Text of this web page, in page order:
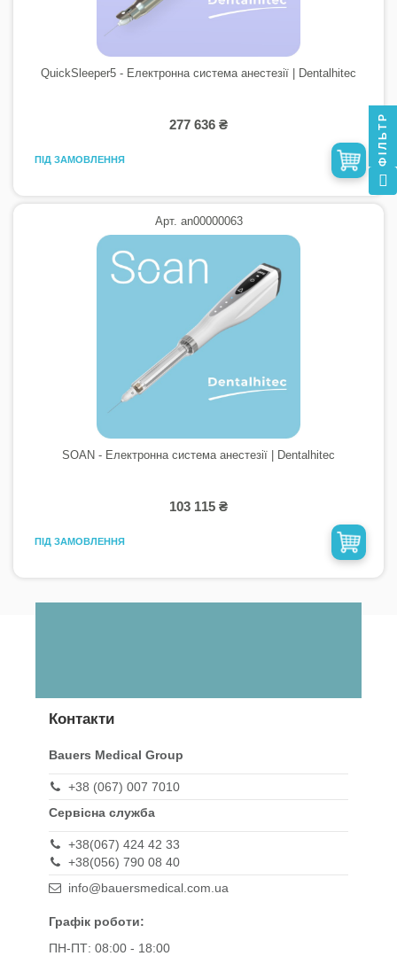
QuickSleeper5 - Електронна система анестезії | Dentalhitec
277 636 ₴
ПІД ЗАМОВЛЕННЯ
Арт. an00000063
SOAN - Електронна система анестезії | Dentalhitec
103 115 ₴
ПІД ЗАМОВЛЕННЯ
Контакти
Bauers Medical Group
+38 (067) 007 7010
Сервісна служба
+38(067) 424 42 33
+38(056) 790 08 40
info@bauersmedical.com.ua
Графік роботи:
ПН-ПТ: 08:00 - 18:00
ФІЛЬТР